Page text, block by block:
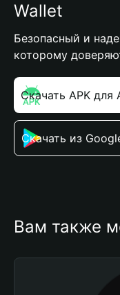
Wallet
Безопасный и
которому
Скачать APK для
Скачать из
Вам также